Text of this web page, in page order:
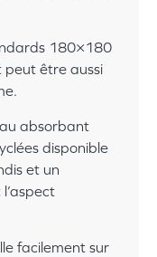
180×180
être aussi
absorbant
disponible
et un
facilement sur